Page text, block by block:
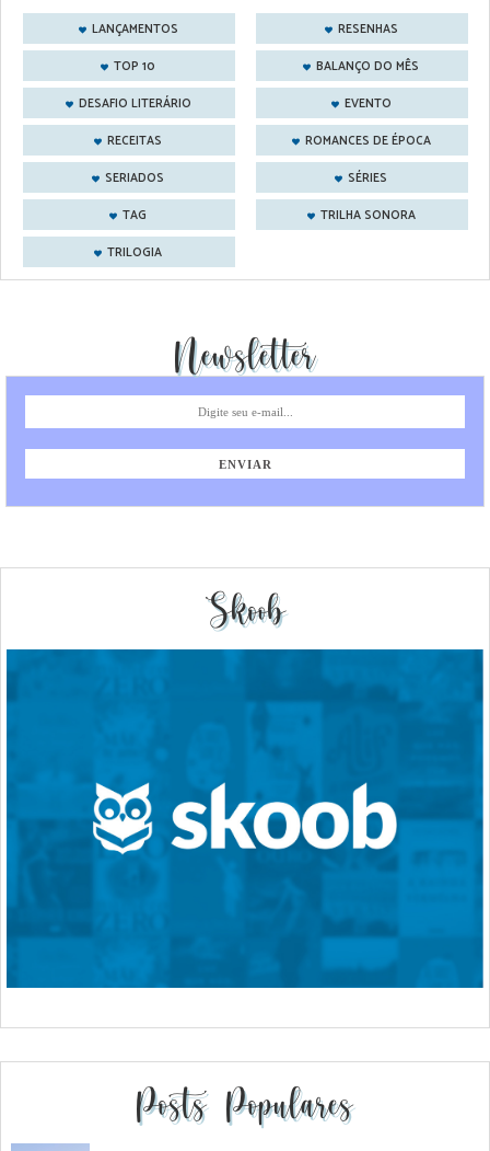
LANÇAMENTOS
RESENHAS
TOP 10
BALANÇO DO MÊS
DESAFIO LITERÁRIO
EVENTO
RECEITAS
ROMANCES DE ÉPOCA
SERIADOS
SÉRIES
TAG
TRILHA SONORA
TRILOGIA
Newsletter
Skoob
Posts Populares